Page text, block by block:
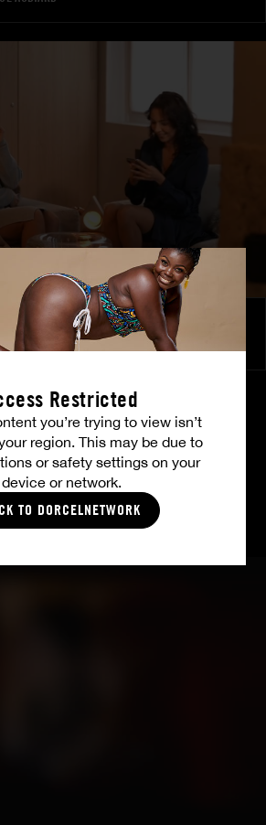
Restricted
you’re trying to view isn’t
region. This may be due to
or safety settings on your
device or network.
TO DORCELNETWORK
AUDIARD
TOUTES LES VIDÉOS
PHOTOS